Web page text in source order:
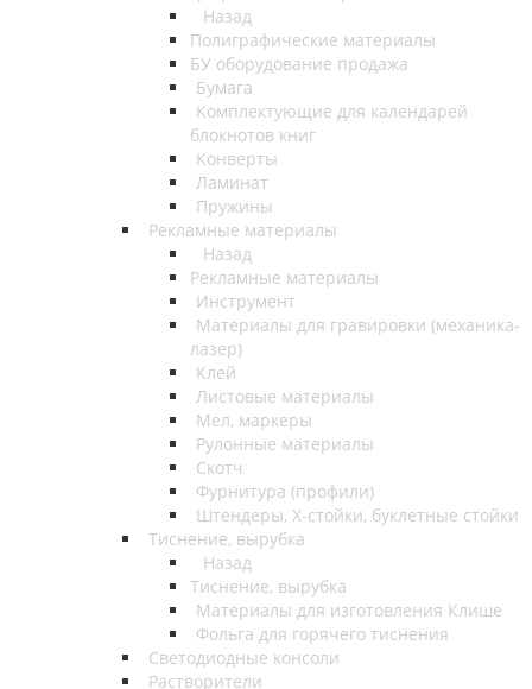
Назад
Полиграфические материалы
БУ оборудование продажа
Бумага
Комплектующие для календарей
блокнотов книг
Конверты
Ламинат
Пружины
Рекламные материалы
Назад
Рекламные материалы
Инструмент
Материалы для гравировки (механика-
лазер)
Клей
Листовые материалы
Мел, маркеры
Рулонные материалы
Скотч
Фурнитура (профили)
Штендеры, Х-стойки, буклетные стойки
Тиснение, вырубка
Назад
Тиснение, вырубка
Материалы для изготовления Клише
Фольга для горячего тиснения
Светодиодные консоли
Растворители